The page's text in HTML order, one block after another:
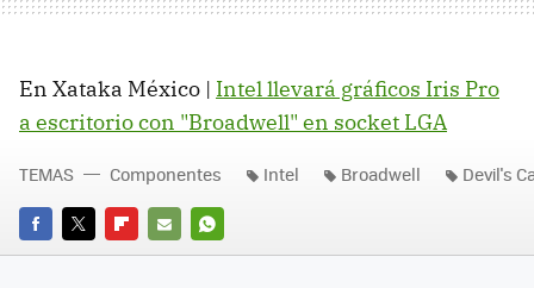
En Xataka México | Intel llevará gráficos Iris Pro
a escritorio con "Broadwell" en socket LGA
FACEBOOK
TWITTERFLIPBOARD
E-
WHATSAPP
TEMAS Componentes Intel Broadwell Devil's